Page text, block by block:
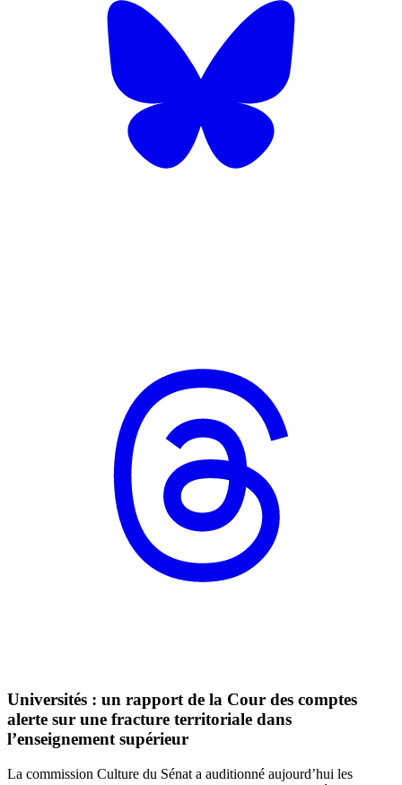
Universités : un rapport de la Cour des comptes
alerte sur une fracture territoriale dans
l’enseignement supérieur
La commission Culture du Sénat a auditionné aujourd’hui les